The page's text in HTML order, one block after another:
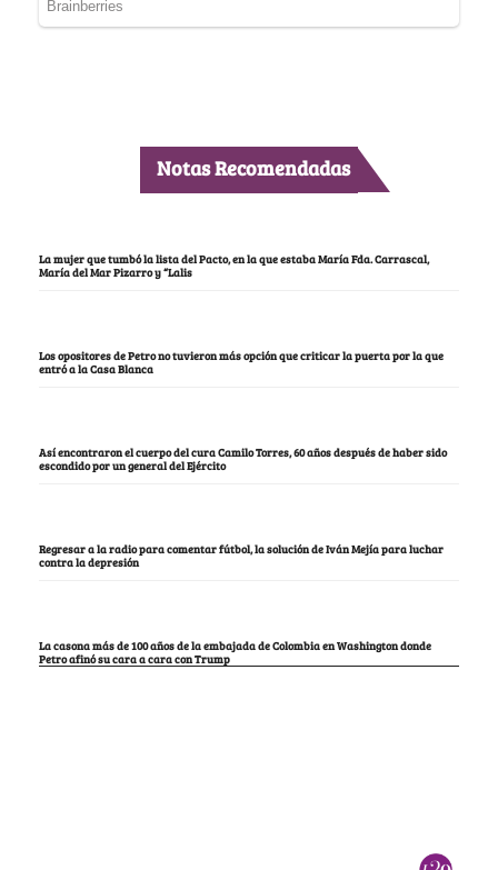
Notas Recomendadas
La mujer que tumbó la lista del Pacto, en la que estaba María Fda. Carrascal,
María del Mar Pizarro y “Lalis
Los opositores de Petro no tuvieron más opción que criticar la puerta por la que
entró a la Casa Blanca
Así encontraron el cuerpo del cura Camilo Torres, 60 años después de haber sido
escondido por un general del Ejército
Regresar a la radio para comentar fútbol, la solución de Iván Mejía para luchar
contra la depresión
La casona más de 100 años de la embajada de Colombia en Washington donde
Petro afinó su cara a cara con Trump